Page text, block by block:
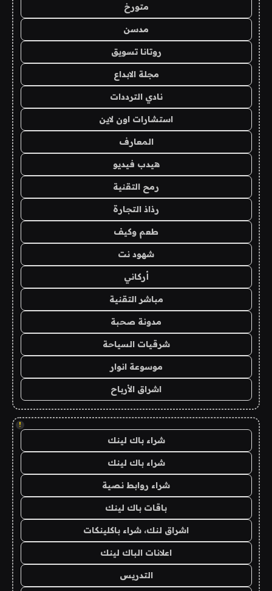
متورخ
مدسن
روتانا تسويق
مجلة الابداع
نادي الترددات
استشارات اون لاين
المعارف
هيدب فيديو
رمح التقنية
رذاذ التجارة
طعم وكيف
شهود نت
أركاني
مباشر التقنية
مدونة صحبة
شرقيات السياحة
موسوعة انوار
اشراق الأرباح
!
شراء باك لينك
شراء باك لينك
شراء روابط نصية
باقات باك لينك
اشراق لنك، شراء باكلينكات
اعلانات الباك لينك
التدريس